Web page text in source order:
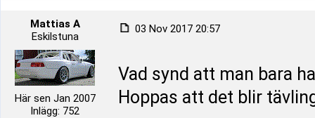
Mattias A
Eskilstuna
Här sen Jan 2007
Inlägg: 752
03 Nov 2017 20:57
Vad synd att man bara
Hoppas att det blir